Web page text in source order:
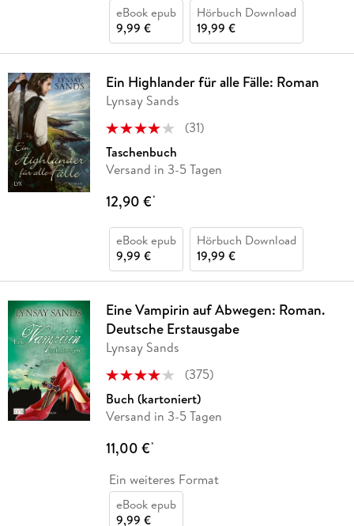
eBook epub
9,99 €
Hörbuch Download
19,99 €
Ein Highlander für alle Fälle: Roman
Lynsay Sands
(31)
Taschenbuch
Versand in 3-5 Tagen
12,90 €*
eBook epub
9,99 €
Hörbuch Download
19,99 €
Eine Vampirin auf Abwegen: Roman.
Deutsche Erstausgabe
Lynsay Sands
(375)
Buch (kartoniert)
Versand in 3-5 Tagen
11,00 €*
Ein weiteres Format
eBook epub
9,99 €